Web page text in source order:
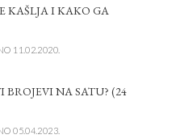
KAŠLJA I KAKO GA
11.02.2020.
BROJEVI NA SATU? (24
05.04.2023.